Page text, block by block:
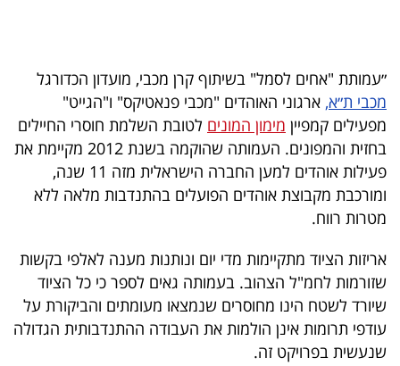
המילון
הכלכלי
פודקאסט
40
UNDER
40
שיתופי
פעולה
״עמותת "אחים לסמל" בשיתוף קרן מכבי, מועדון הכדורגל
מכבי ת״א, ארגוני האוהדים "מכבי פנאטיקס" ו"הגייט"
מפעילים קמפיין מימון המונים לטובת השלמת חוסרי החיילים
בחזית והמפונים. העמותה שהוקמה בשנת 2012 מקיימת את
פעילות אוהדים למען החברה הישראלית מזה 11 שנה,
ומורכבת מקבוצת אוהדים הפועלים בהתנדבות מלאה ללא
מטרות רווח.
אריזות הציוד מתקיימות מדי יום ונותנות מענה לאלפי בקשות
שזורמות לחמ"ל הצהוב. בעמותה גאים לספר כי כל הציוד
שיורד לשטח הינו מחוסרים שנמצאו מעומתים והביקורת על
עודפי תרומות אינן הולמות את העבודה ההתנדבותית הגדולה
שנעשית בפרויקט זה.